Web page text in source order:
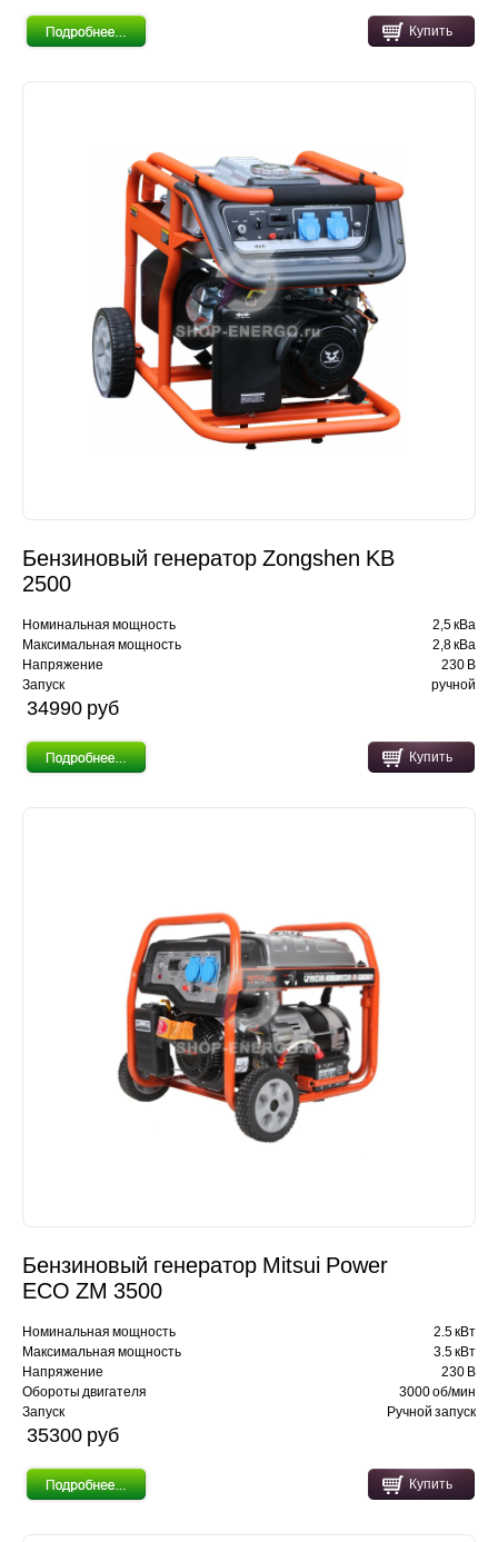
Купить
Бензиновый генератор Zongshen KB
2500
Номинальная мощность
2,5 кВа
Максимальная мощность
2,8 кВа
Напряжение
230 В
Запуск
ручной
34990 pуб
Купить
Бензиновый генератор Mitsui Power
ECO ZM 3500
Номинальная мощность
2.5 кВт
Максимальная мощность
3.5 кВт
Напряжение
230 В
Обороты двигателя
3000 об/мин
Запуск
Ручной запуск
35300 pуб
Купить